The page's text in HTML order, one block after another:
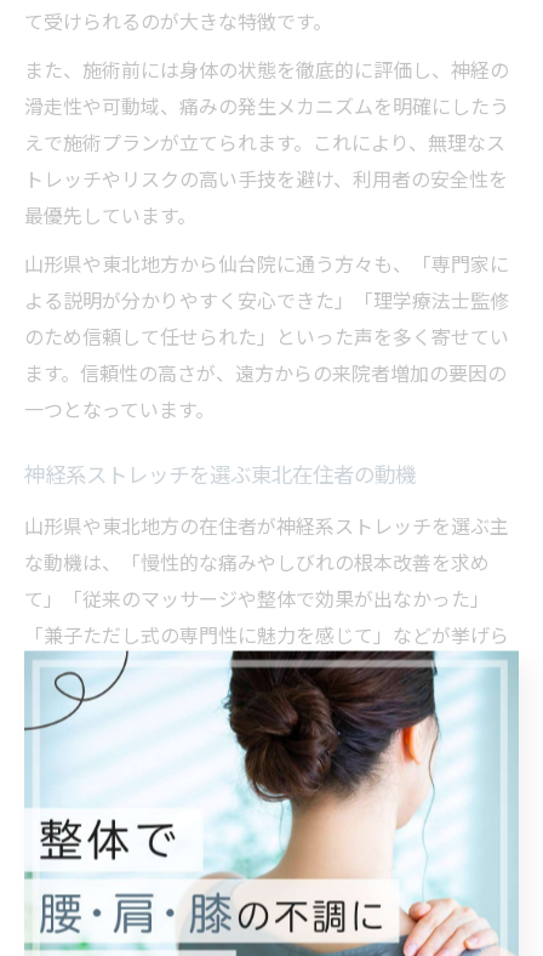
て受けられるのが大きな特徴です。
また、施術前には身体の状態を徹底的に評価し、神経の
滑走性や可動域、痛みの発生メカニズムを明確にしたう
えで施術プランが立てられます。これにより、無理なス
トレッチやリスクの高い手技を避け、利用者の安全性を
最優先しています。
山形県や東北地方から仙台院に通う方々も、「専門家に
よる説明が分かりやすく安心できた」「理学療法士監修
のため信頼して任せられた」といった声を多く寄せてい
ます。信頼性の高さが、遠方からの来院者増加の要因の
一つとなっています。
神経系ストレッチを選ぶ東北在住者の動機
山形県や東北地方の在住者が神経系ストレッチを選ぶ主
な動機は、「慢性的な痛みやしびれの根本改善を求め
て」「従来のマッサージや整体で効果が出なかった」
「兼子ただし式の専門性に魅力を感じて」などが挙げら
れます。
特に、長距離を移動してでも仙台市の治療院を選ぶ理由
としては、専門性の高さと効果実感の口コミ、そして施
術者の丁寧なカウンセリングやフォロー体制が評価され
ています。また、料金や通院頻度についても事前に丁寧
な説明があるため、遠方からでも安心して利用しやすい
環境が整っています。
実際の利用者の声として、「山形から通う価値があっ